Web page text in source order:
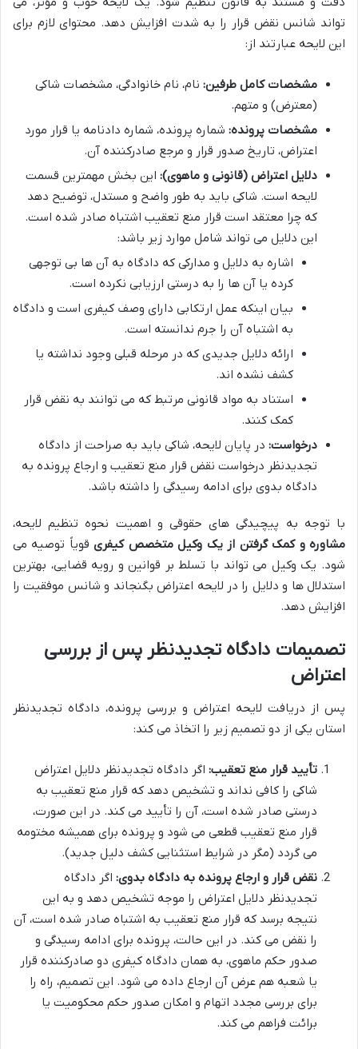
تواند شانس نقض قرار را به شدت افزایش دهد. محتوای لازم برای
این لایحه عبارتند از:
مشخصات کامل طرفین: نام، نام خانوادگی، مشخصات شاکی
(معترض) و متهم.
مشخصات پرونده: شماره پرونده، شماره دادنامه یا قرار مورد
اعتراض، تاریخ صدور قرار و مرجع صادرکننده آن.
دلایل اعتراض (قانونی و ماهوی): این بخش مهمترین قسمت
لایحه است. شاکی باید به طور واضح و مستدل، توضیح دهد
که چرا معتقد است قرار منع تعقیب اشتباه صادر شده است.
این دلایل می تواند شامل موارد زیر باشد:
اشاره به دلایل و مدارکی که دادگاه به آن ها بی توجهی
کرده یا آن ها را به درستی ارزیابی نکرده است.
بیان اینکه عمل ارتکابی دارای وصف کیفری است و دادگاه
به اشتباه آن را جرم ندانسته است.
ارائه دلایل جدیدی که در مرحله قبلی وجود نداشته یا
کشف نشده اند.
استناد به مواد قانونی مرتبط که می توانند به نقض قرار
کمک کنند.
درخواست: در پایان لایحه، شاکی باید به صراحت از دادگاه
تجدیدنظر درخواست نقض قرار منع تعقیب و ارجاع پرونده به
دادگاه بدوی برای ادامه رسیدگی را داشته باشد.
با توجه به پیچیدگی های حقوقی و اهمیت نحوه تنظیم لایحه،
مشاوره و کمک گرفتن از یک وکیل متخصص کیفریقویاً توصیه می
شود. یک وکیل می تواند با تسلط بر قوانین و رویه قضایی، بهترین
استدلال ها و دلایل را در لایحه اعتراض بگنجاند و شانس موفقیت را
افزایش دهد.
تصمیمات دادگاه تجدیدنظر پس از بررسی
اعتراض
پس از دریافت لایحه اعتراض و بررسی پرونده، دادگاه تجدیدنظر
استان یکی از دو تصمیم زیر را اتخاذ می کند:
تأیید قرار منع تعقیب: اگر دادگاه تجدیدنظر دلایل اعتراض
شاکی را کافی نداند و تشخیص دهد که قرار منع تعقیب به
درستی صادر شده است، آن را تأیید می کند. در این صورت،
قرار منع تعقیب قطعی می شود و پرونده برای همیشه مختومه
می گردد (مگر در شرایط استثنایی کشف دلیل جدید).
نقض قرار و ارجاع پرونده به دادگاه بدوی: اگر دادگاه
تجدیدنظر دلایل اعتراض را موجه تشخیص دهد و به این
نتیجه برسد که قرار منع تعقیب به اشتباه صادر شده است، آن
را نقض می کند. در این حالت، پرونده برای ادامه رسیدگی و
صدور حکم ماهوی، به همان دادگاه کیفری دو صادرکننده قرار
یا شعبه هم عرض آن ارجاع داده می شود. این تصمیم، راه را
برای بررسی مجدد اتهام و امکان صدور حکم محکومیت یا
برائت فراهم می کند.